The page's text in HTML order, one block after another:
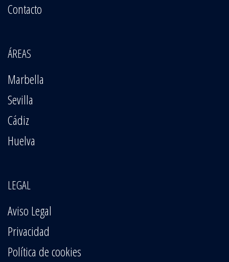
Contacto
ÁREAS
Marbella
Sevilla
Cádiz
Huelva
LEGAL
Aviso Legal
Privacidad
Política de cookies